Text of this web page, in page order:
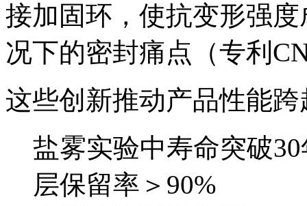
接加固环，使抗变形强
况下的密封痛点（专利
这些创新推动产品性能
盐雾实验中寿命突破
层保留率＞90%